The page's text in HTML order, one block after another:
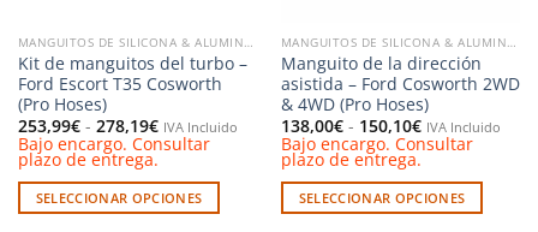
de
producto
página
de
producto
MANGUITOS DE SILICONA & ALUMINIO
Kit de manguitos del turbo –
Ford Escort T35 Cosworth
(Pro Hoses)
253,99€ - 278,19€Rango
de
precios:
desde
253,99€
hasta
278,19€
IVA Incluido
Bajo encargo. Consultar
plazo de entrega.
SELECCIONAR OPCIONES
MANGUITOS DE SILICONA & ALUMINIO
Manguito de la dirección
asistida – Ford Cosworth 2WD
& 4WD (Pro Hoses)
138,00€ - 150,10€Rango
de
precios:
desde
138,00€
hasta
150,10€
IVA Incluido
Bajo encargo. Consultar
plazo de entrega.
SELECCIONAR OPCIONES